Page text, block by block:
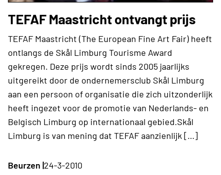
TEFAF Maastricht ontvangt prijs
TEFAF Maastricht (The European Fine Art Fair) heeft
ontlangs de Skål Limburg Tourisme Award
gekregen. Deze prijs wordt sinds 2005 jaarlijks
uitgereikt door de ondernemersclub Skål Limburg
aan een persoon of organisatie die zich uitzonderlijk
heeft ingezet voor de promotie van Nederlands- en
Belgisch Limburg op internationaal gebied.Skål
Limburg is van mening dat TEFAF aanzienlijk […]
Beurzen |24-3-2010